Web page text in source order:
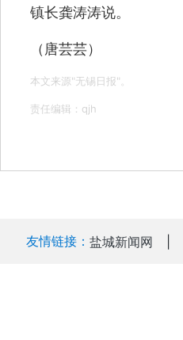
镇长龚涛涛说。
（唐芸芸）
本文来源"无锡日报"。
责任编辑：qjh
友情链接： 盐城新闻网